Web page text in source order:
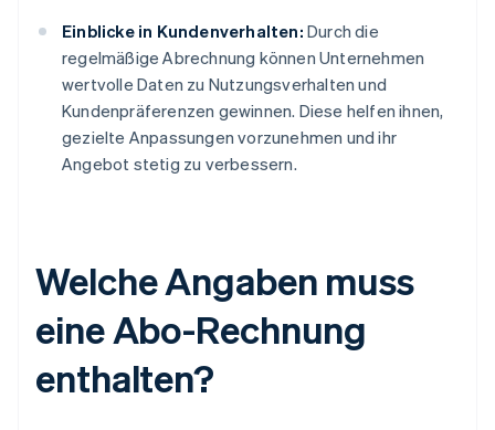
Einblicke in Kundenverhalten: Durch die
regelmäßige Abrechnung können Unternehmen
wertvolle Daten zu Nutzungsverhalten und
Kundenpräferenzen gewinnen. Diese helfen ihnen,
gezielte Anpassungen vorzunehmen und ihr
Angebot stetig zu verbessern.
Welche Angaben muss
eine Abo-Rechnung
enthalten?